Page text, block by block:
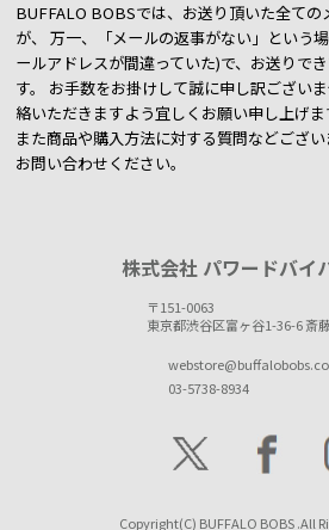
BUFFALO BOBSでは、お送り頂いた全ての
が、 万一、「メールの返事がない」という
ールアドレスが間違っていた)で、お送りで
す。 お手数をお掛けして誠に申し訳ござい
絡いただきますよう宜しくお願い申し上げま
また商品や購入方法に対する質問などござ
お問い合わせください。
株式会社 パワードバイ
〒151-0063
東京都渋谷区富ヶ谷1-36-6 斎
03-5738-8934
Copyright(C) BUFFALO BOBS .All